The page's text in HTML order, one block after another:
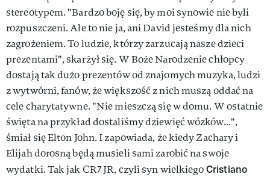
stereotypem. "Bardzo boję się, by moi synowie nie byli
rozpuszczeni. Ale to nie ja, ani David jesteśmy dla nich
zagrożeniem. To ludzie, którzy zarzucają nasze dzieci
prezentami", skarżył się. W Boże Narodzenie chłopcy
dostają tak dużo prezentów od znajomych muzyka, ludzi
z wytwórni, fanów, że większość z nich muszą oddać na
cele charytatywne. "Nie mieszczą się w domu. W ostatnie
święta na przykład dostaliśmy dziewięć wózków...",
śmiał się Elton John. I zapowiada, że kiedy Zachary i
Elijah dorosną będą musieli sami zarobić na swoje
wydatki. Tak jak CR7 JR, czyli syn wielkiegoCristiano